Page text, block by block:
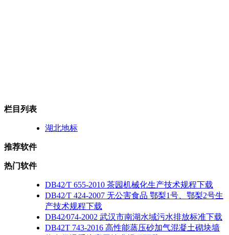
栏目列表
湖北地标
推荐软件
热门软件
DB42∕T 655-2010 茶园机械化生产技术规程下载
DB42∕T 424-2007 无公害食品 鄂梨1号、鄂梨2号生
产技术规程下载
DB42∕074-2002 武汉市南湖水域污水排放标准下载
DB42T 743-2016 高性能蒸压砂加气混凝土砌块墙